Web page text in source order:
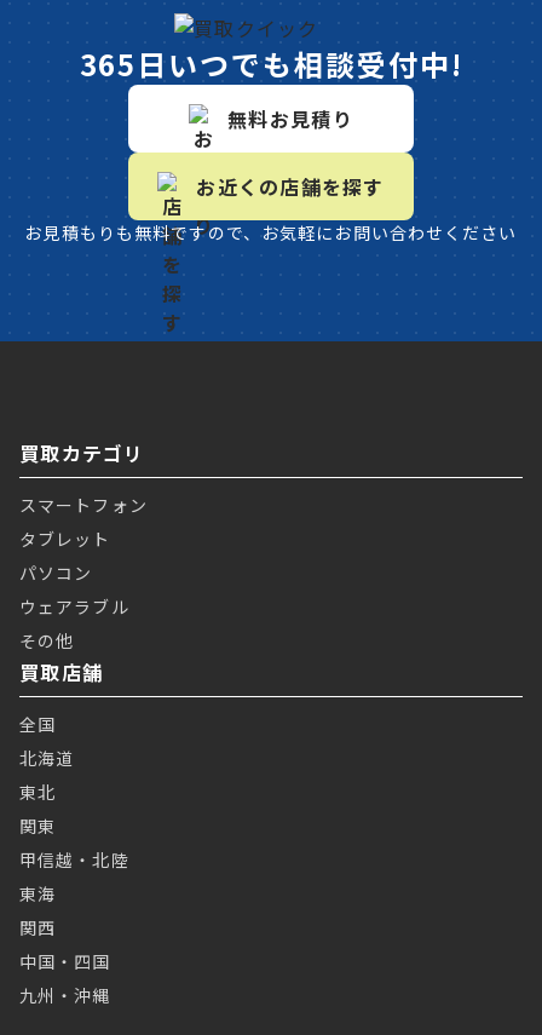
365日いつでも相談受付中!
無料お見積り
お近くの店舗を探す
お見積もりも無料ですので、お気軽にお問い合わせください
買取カテゴリ
スマートフォン
タブレット
パソコン
ウェアラブル
その他
買取店舗
全国
北海道
東北
関東
甲信越・北陸
東海
関西
中国・四国
九州・沖縄